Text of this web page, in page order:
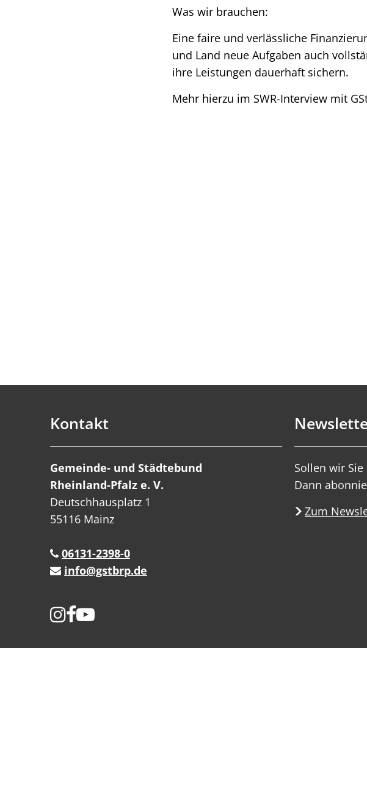
Was wir brauchen:
Eine faire und verlässliche
und Land neue Aufgaben auch
ihre Leistungen dauerhaft sichern.
Mehr hierzu im SWR-Interview mit
Kontakt
Gemeinde- und Städtebund
Rheinland-Pfalz e. V.
Deutschhausplatz 1
55116 Mainz
06131-2398-0
info@gstbrp.de
Sollen wir
Dann
Zum